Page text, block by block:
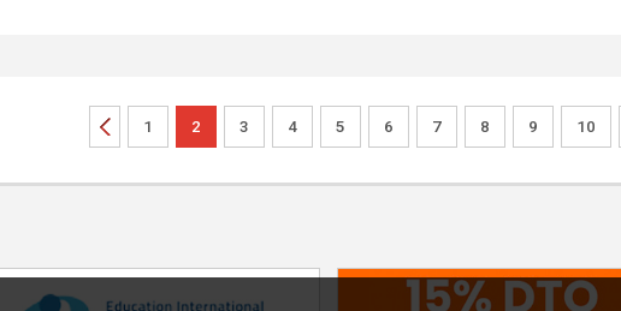
1 2 3 4 5 6 7 8 9 10